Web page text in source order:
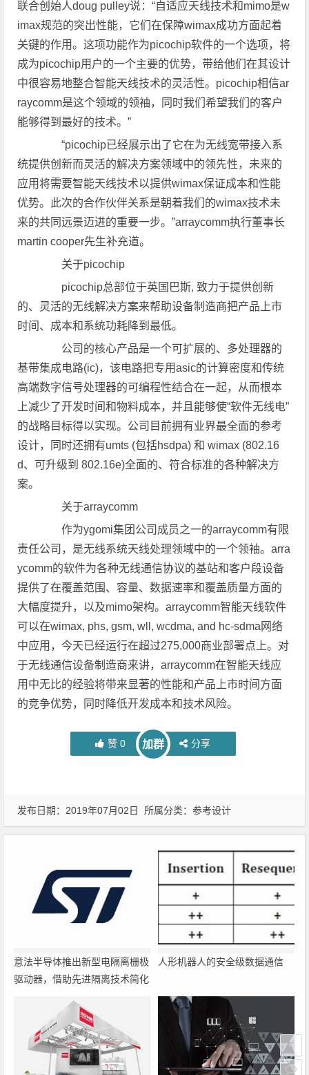
联合创始人doug pulley说：“自适应天线技术和mimo是w
imax规范的突出性能，它们在保障wimax成功方面起着
关键的作用。这项功能作为picochip软件的一个选项，将
成为picochip用户的一个主要的优势，带给他们在其设计
中很容易地整合智能天线技术的灵活性。picochip相信ar
raycomm是这个领域的领袖，同时我们希望我们的客户
能够得到最好的技术。”
“picochip已经展示出了它在为无线宽带接入系
统提供创新而灵活的解决方案领域中的领先性，未来的
应用将需要智能天线技术以提供wimax保证成本和性能
优势。此次的合作伙伴关系是朝着我们的wimax技术未
来的共同远景迈进的重要一步。”arraycomm执行董事长
martin cooper先生补充道。
关于picochip
picochip总部位于英国巴斯, 致力于提供创新
的、灵活的无线解决方案来帮助设备制造商把产品上市
时间、成本和系统功耗降到最低。
公司的核心产品是一个可扩展的、多处理器的
基带集成电路(ic)，该电路把专用asic的计算密度和传统
高端数字信号处理器的可编程性结合在一起，从而根本
上减少了开发时间和物料成本，并且能够使“软件无线电”
的战略目标得以实现。公司目前拥有业界最全面的参考
设计，同时还拥有umts (包括hsdpa) 和 wimax (802.16
d、可升级到 802.16e)全面的、符合标准的各种解决方
案。
关于arraycomm
作为ygomi集团公司成员之一的arraycomm有限
责任公司，是无线系统天线处理领域中的一个领袖。arra
ycomm的软件为各种无线通信协议的基站和客户段设备
提供了在覆盖范围、容量、数据速率和覆盖质量方面的
大幅度提升，以及mimo架构。arraycomm智能天线软件
可以在wimax, phs, gsm, wll, wcdma, and hc-sdma网络
中应用，今天已经运行在超过275,000商业部署点上。对
于无线通信设备制造商来讲，arraycomm在智能天线应
用中无比的经验将带来显著的性能和产品上市时间方面
的竞争优势，同时降低开发成本和技术风险。
赞 0 加群 分享
发布日期：2019年07月02日 所属分类：参考设计
意法半导体推出新型电隔离栅极
驱动器，借助先进隔离技术简化
人形机器人的安全级数据通信